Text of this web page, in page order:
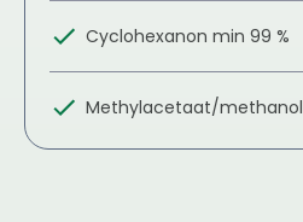
Cyclohexanon min 99 %
Methylacetaat/methanol